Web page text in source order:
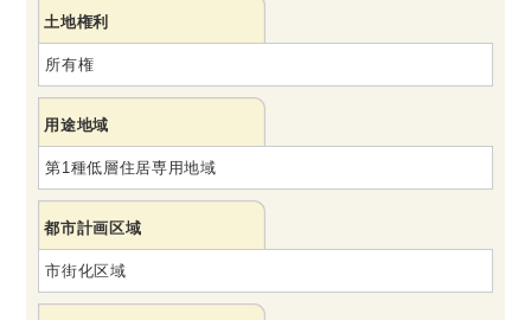
土地権利
所有権
用途地域
第1種低層住居専用地域
都市計画区域
市街化区域